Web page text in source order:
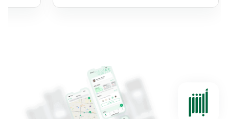
الدمام, الدمام - بنده ضاحية الملك فهد
الدمام, الدمام - مستشفى الملك فهد